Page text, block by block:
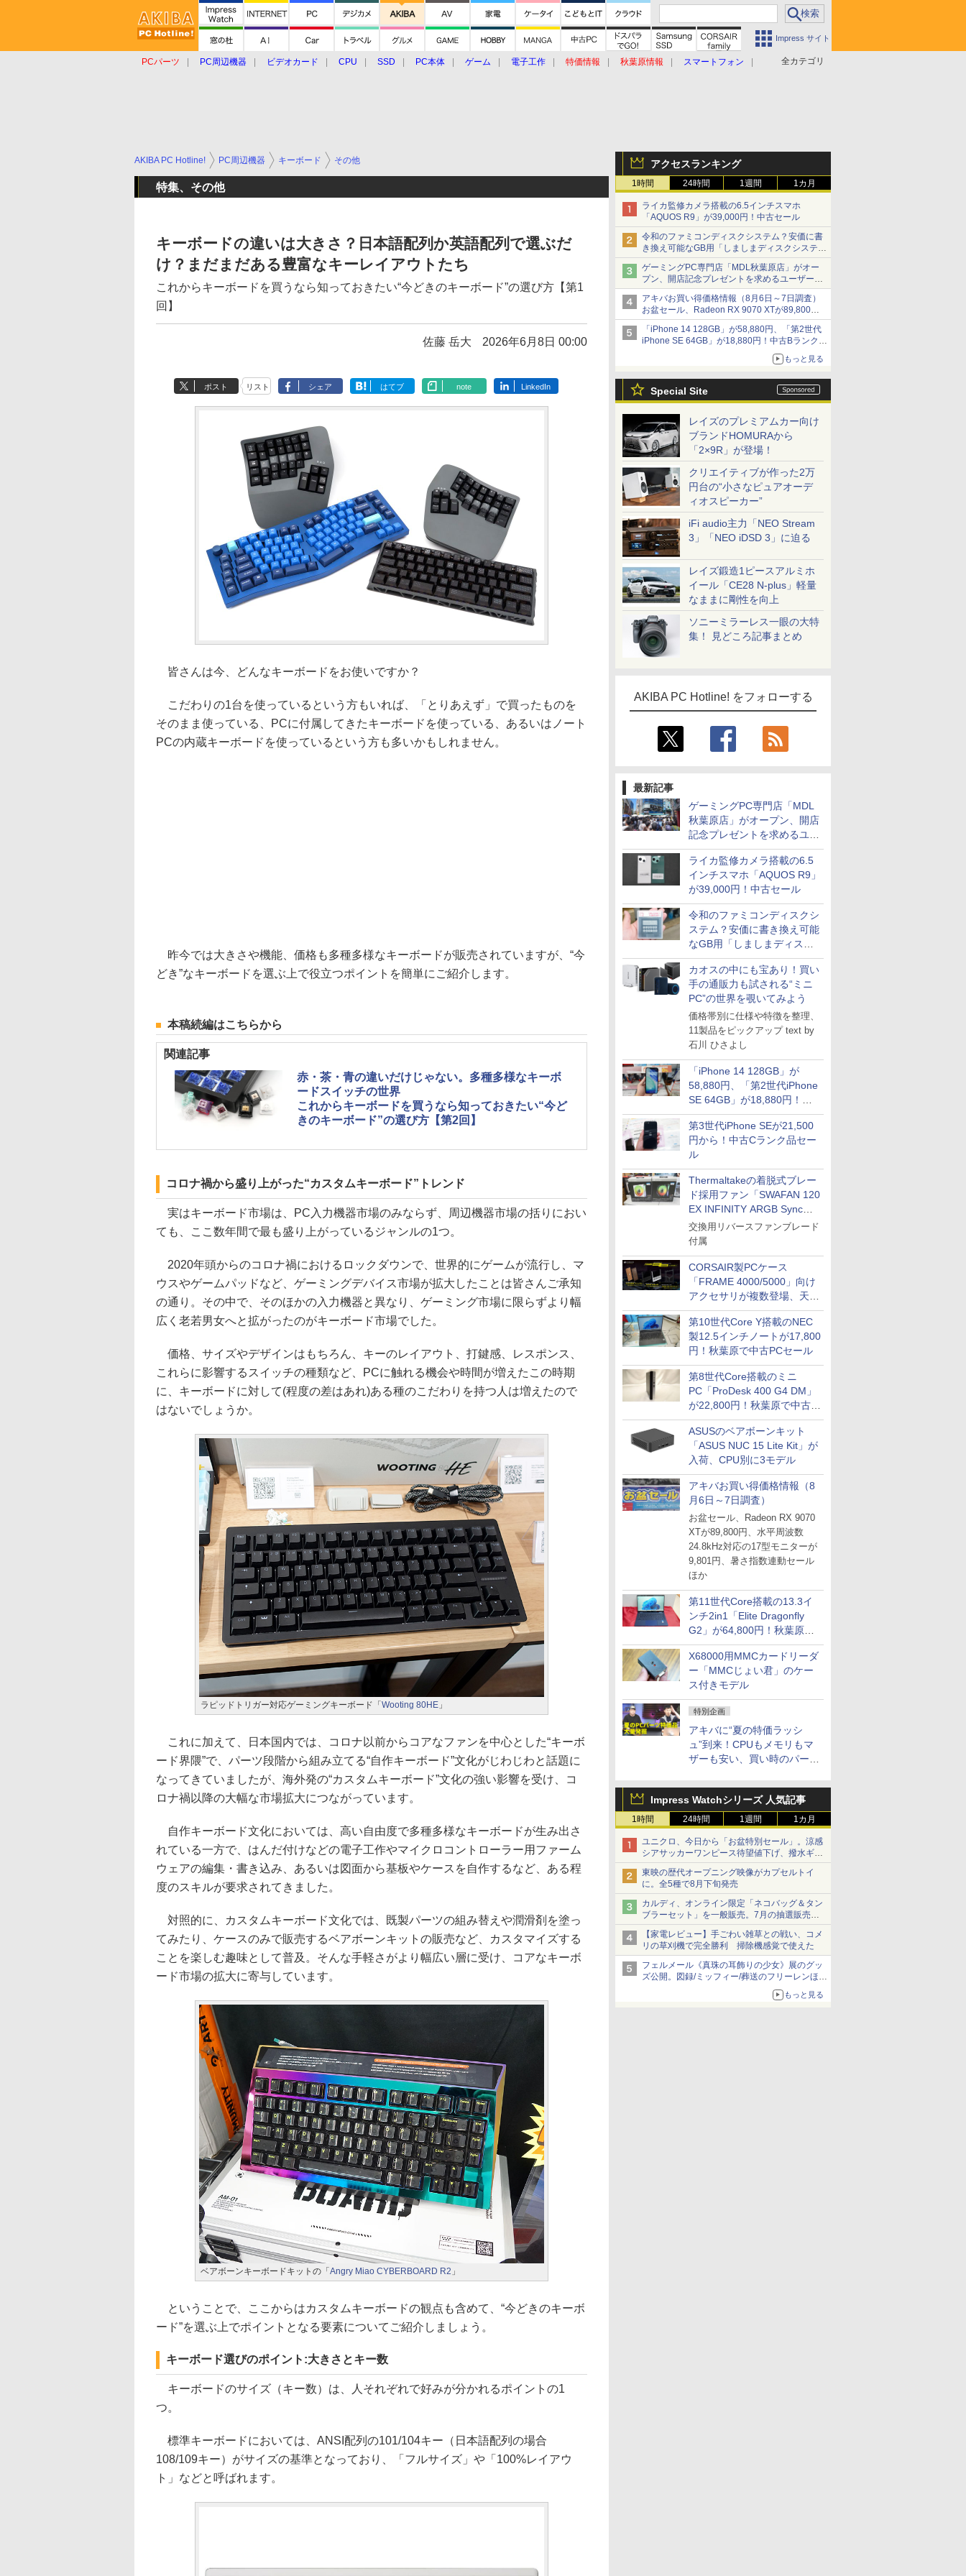
Impress サイト
全カテゴリ
PCパーツ PC周辺機器 ビデオカード CPU SSD PC本体 ゲーム 電子工作 特価情報 秋葉原情報
スマートフォン
アクセスランキング
1時間 24時間 1週間 1カ月
ライカ監修カメラ搭載の6.5インチスマホ
「AQUOS R9」が39,000円！中古セール
令和のファミコンディスクシステム？安価に書
き換え可能なGB用「しましまディスクシステ
ム」
ゲーミングPC専門店「MDL秋葉原店」がオー
プン、開店記念プレゼントを求めるユーザーが
押し寄せ長蛇の列に
アキバお買い得価格情報（8月6日～7日調査）
お盆セール、Radeon RX 9070 XTが89,800
円、水平周波数24.8kHz対応の17型モニターが
9,801円、暑さ指数連動セール ほか
「iPhone 14 128GB」が58,880円、「第2世代
iPhone SE 64GB」が18,880円！中古Bランク品
もっと見る
Special Site
レイズのプレミアムカー向け
ブランドHOMURAから
「2×9R」が登場！
クリエイティブが作った2万
円台の“小さなピュアオーデ
ィオスピーカー”
iFi audio主力「NEO Stream
3」「NEO iDSD 3」に迫る
レイズ鍛造1ピースアルミホ
イール「CE28 N-plus」軽量
なままに剛性を向上
ソニーミラーレス一眼の大特
集！ 見どころ記事まとめ
AKIBA PC Hotline! をフォローする
最新記事
ゲーミングPC専門店「MDL
秋葉原店」がオープン、開店
記念プレゼントを求めるユー
ザーが押し寄せ長蛇の列に
ライカ監修カメラ搭載の6.5
インチスマホ「AQUOS R9」
が39,000円！中古セール
令和のファミコンディスクシ
ステム？安価に書き換え可能
なGB用「しましまディスク
システム」
カオスの中にも宝あり！買い
手の通販力も試される“ミニ
PC”の世界を覗いてみよう
価格帯別に仕様や特徴を整理、
11製品をピックアップ text by
石川 ひさよし
「iPhone 14 128GB」が
58,880円、「第2世代iPhone
SE 64GB」が18,880円！中
古Bランク品セール
第3世代iPhone SEが21,500
円から！中古Cランク品セー
ル
Thermaltakeの着脱式ブレー
ド採用ファン「SWAFAN 120
EX INFINITY ARGB Sync」
に単品パッケージ
交換用リバースファンブレード
付属
CORSAIR製PCケース
「FRAME 4000/5000」向け
アクセサリが複数登場、天然
木製パネルや背面コネクタ対
応トレイなど
第10世代Core Y搭載のNEC
製12.5インチノートが17,800
円！秋葉原で中古PCセール
第8世代Core搭載のミニ
PC「ProDesk 400 G4 DM」
が22,800円！秋葉原で中古
PCセール
ASUSのベアボーンキット
「ASUS NUC 15 Lite Kit」が
入荷、CPU別に3モデル
アキバお買い得価格情報（8
月6日～7日調査）
お盆セール、Radeon RX 9070
XTが89,800円、水平周波数
24.8kHz対応の17型モニターが
9,801円、暑さ指数連動セール
ほか
第11世代Core搭載の13.3イ
ンチ2in1「Elite Dragonfly
G2」が64,800円！秋葉原で
中古PCセール
X68000用MMCカードリーダ
ー「MMCじょい君」のケー
ス付きモデル
特別企画
アキバに“夏の特価ラッシ
ュ”到来！CPUもメモリもマ
ザーも安い、買い時のパーツ
Impress Watchシリーズ 人気記事
1時間 24時間 1週間 1カ月
ユニクロ、今日から「お盆特別セール」。涼感
シアサッカーワンピース待望値下げ、撥水ギア
ショーツは1990円に
東映の歴代オープニング映像がカプセルトイ
に。全5種で8月下旬発売
カルディ、オンライン限定「ネコバッグ＆タン
ブラーセット」を一般販売。7月の抽選販売の
当選無効分
【家電レビュー】手ごわい雑草との戦い、コメ
リの草刈機で完全勝利 掃除機感覚で使えた
フェルメール《真珠の耳飾りの少女》展のグッ
ズ公開。図録/ミッフィー/葬送のフリーレンほ
もっと見る
AKIBA PC Hotline! PC周辺機器 キーボード その他
特集、その他
キーボードの違いは大きさ？日本語配列か英語配列で選ぶだ
け？まだまだある豊富なキーレイアウトたち
これからキーボードを買うなら知っておきたい“今どきのキーボード”の選び方【第1
回】
佐藤 岳大 2026年6月8日 00:00
ポスト リスト シェア はてブ note LinkedIn
皆さんは今、どんなキーボードをお使いですか？
こだわりの1台を使っているという方もいれば、「とりあえず」で買ったものを
そのまま使っている、PCに付属してきたキーボードを使っている、あるいはノート
PCの内蔵キーボードを使っているという方も多いかもしれません。
昨今では大きさや機能、価格も多種多様なキーボードが販売されていますが、“今
どき”なキーボードを選ぶ上で役立つポイントを簡単にご紹介します。
本稿続編はこちらから
関連記事
赤・茶・青の違いだけじゃない。多種多様なキーボ
ードスイッチの世界
これからキーボードを買うなら知っておきたい“今ど
きのキーボード”の選び方【第2回】
コロナ禍から盛り上がった“カスタムキーボード”トレンド
実はキーボード市場は、PC入力機器市場のみならず、周辺機器市場の括りにおい
ても、ここ数年間で最も盛り上がっているジャンルの1つ。
2020年頭からのコロナ禍におけるロックダウンで、世界的にゲームが流行し、マ
ウスやゲームパッドなど、ゲーミングデバイス市場が拡大したことは皆さんご承知
の通り。その中で、そのほかの入力機器と異なり、ゲーミング市場に限らずより幅
広く老若男女へと拡がったのがキーボード市場でした。
価格、サイズやデザインはもちろん、キーのレイアウト、打鍵感、レスポンス、
これらに影響するスイッチの種類など、PCに触れる機会や時間が増えたこの時期
に、キーボードに対して(程度の差はあれ)ある種のこだわりを持つ人は増えたので
はないでしょうか。
ラピッドトリガー対応ゲーミングキーボード「 Wooting 80HE 」
これに加えて、日本国内では、コロナ以前からコアなファンを中心とした“キーボ
ード界隈”で、パーツ段階から組み立てる“自作キーボード”文化がじわじわと話題に
なってきていましたが、海外発の“カスタムキーボード”文化の強い影響を受け、コ
ロナ禍以降の大幅な市場拡大につながっています。
自作キーボード文化においては、高い自由度で多種多様なキーボードが生み出さ
れている一方で、はんだ付けなどの電子工作やマイクロコントローラー用ファーム
ウェアの編集・書き込み、あるいは図面から基板やケースを自作するなど、ある程
度のスキルが要求されてきました。
対照的に、カスタムキーボード文化では、既製パーツの組み替えや潤滑剤を塗っ
てみたり、ケースのみで販売するベアボーンキットの販売など、カスタマイズする
ことを楽しむ趣味として普及。そんな手軽さがより幅広い層に受け、コアなキーボ
ード市場の拡大に寄与しています。
ベアボーンキーボードキットの「 Angry Miao CYBERBOARD R2 」
ということで、ここからはカスタムキーボードの観点も含めて、“今どきのキーボ
ード”を選ぶ上でポイントとなる要素についてご紹介しましょう。
キーボード選びのポイント:大きさとキー数
キーボードのサイズ（キー数）は、人それぞれで好みが分かれるポイントの1
つ。
標準キーボードにおいては、ANSI配列の101/104キー（日本語配列の場合
108/109キー）がサイズの基準となっており、「フルサイズ」や「100%レイアウ
ト」などと呼ばれます。